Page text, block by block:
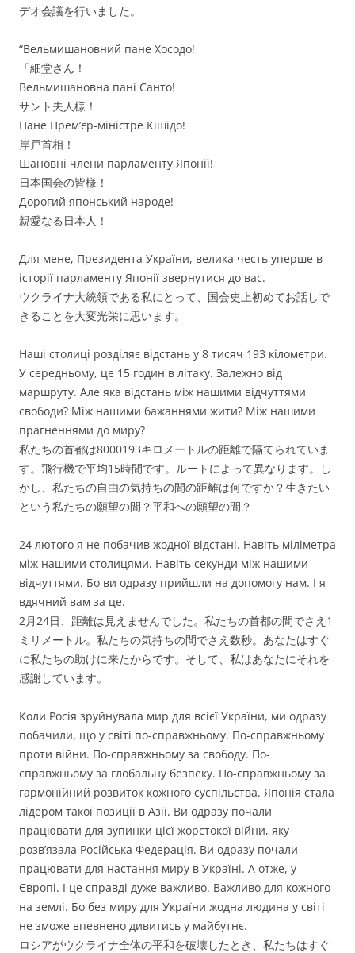
デオ会議を行いました。
“Вельмишановний пане Хосодо!
「細堂さん！
Вельмишановна пані Санто!
サント夫人様！
Пане Премʼєр-міністре Кішідо!
岸戸首相！
Шановні члени парламенту Японії!
日本国会の皆様！
Дорогий японський народе!
親愛なる日本人！
Для мене, Президента України, велика честь уперше в
історії парламенту Японії звернутися до вас.
ウクライナ大統領である私にとって、国会史上初めてお話しで
きることを大変光栄に思います。
Наші столиці розділяє відстань у 8 тисяч 193 кілометри.
У середньому, це 15 годин в літаку. Залежно від
маршруту. Але яка відстань між нашими відчуттями
свободи? Між нашими бажаннями жити? Між нашими
прагненнями до миру?
私たちの首都は8000193キロメートルの距離で隔てられていま
す。飛行機で平均15時間です。ルートによって異なります。し
かし、私たちの自由の気持ちの間の距離は何ですか？生きたい
という私たちの願望の間？平和への願望の間？
24 лютого я не побачив жодної відстані. Навіть міліметра
між нашими столицями. Навіть секунди між нашими
відчуттями. Бо ви одразу прийшли на допомогу нам. І я
вдячний вам за це.
2月24日、距離は見えませんでした。私たちの首都の間でさえ1
ミリメートル。私たちの気持ちの間でさえ数秒。あなたはすぐ
に私たちの助けに来たからです。そして、私はあなたにそれを
感謝しています。
Коли Росія зруйнувала мир для всієї України, ми одразу
побачили, що у світі по-справжньому. По-справжньому
проти війни. По-справжньому за свободу. По-
справжньому за глобальну безпеку. По-справжньому за
гармонійний розвиток кожного суспільства. Японія стала
лідером такої позиції в Азії. Ви одразу почали
працювати для зупинки цієї жорстокої війни, яку
розв’язала Російська Федерація. Ви одразу почали
працювати для настання миру в Україні. А отже, у
Європі. І це справді дуже важливо. Важливо для кожного
на землі. Бо без миру для України жодна людина у світі
не зможе впевнено дивитись у майбутнє.
ロシアがウクライナ全体の平和を破壊したとき、私たちはすぐ